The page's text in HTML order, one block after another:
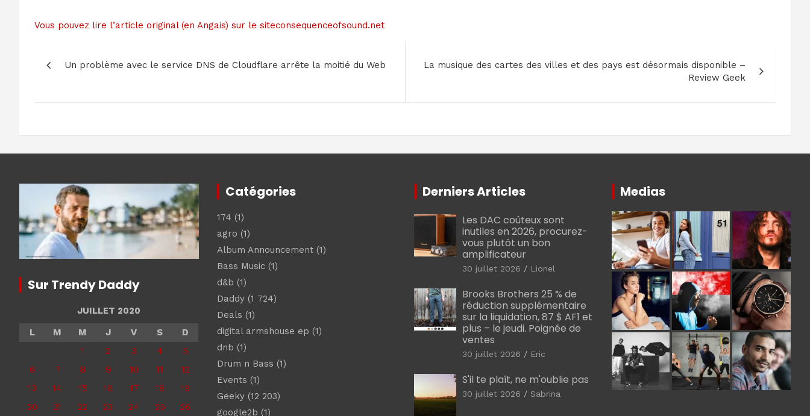
Vous pouvez lire l’article original (en Angais) sur le siteconsequenceofsound.net
de
l’article
Un problème avec le service DNS de Cloudflare arrête la moitié du Web
La musique des cartes des villes et des pays est désormais disponible –
Review Geek
Sur Trendy Daddy
JUILLET 2020
L
M M J V S
D
1
2 3 4
5
6
7 8 9 10 11
12
13
14 15 16 17 18
19
20
21 22 23 24 25
26
Catégories
174 (1)
agro (1)
Album Announcement(1)
Bass Music(1)
d&b (1)
Daddy(1 724)
Deals (1)
digital armshouse ep (1)
dnb (1)
Drum n Bass (1)
Events (1)
Geeky(12 203)
google2b (1)
Derniers Articles
Les DAC coûteux sont
inutiles en 2026, procurez-
vous plutôt un bon
amplificateur
30 juillet 2026 Lionel
Brooks Brothers 25 % de
réduction supplémentaire
sur la liquidation, 87 $ AF1 et
plus – le jeudi. Poignée de
ventes
30 juillet 2026 Eric
S'il te plaît, ne m'oublie pas
30 juillet 2026 Sabrina
Medias